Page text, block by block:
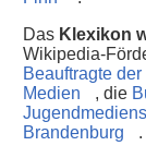
Das Klexikon
Wikipedia-
Beauftragte
Medien
, die
Brandenburg
.